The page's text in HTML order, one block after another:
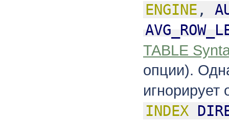
ENGINE ,
TABLE
опции).
игнорирует
INDEX